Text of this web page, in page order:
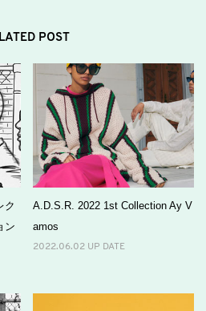
POST
ク
ン
A.D.S.R. 2022 1st Collection Ay V
amos
2022.06.02 UP DATE